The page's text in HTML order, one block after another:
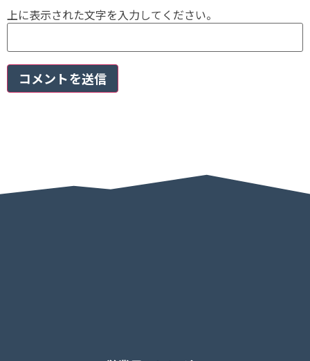
上に表示された文字を入力してください。